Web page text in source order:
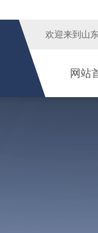
欢迎来到 山
网站